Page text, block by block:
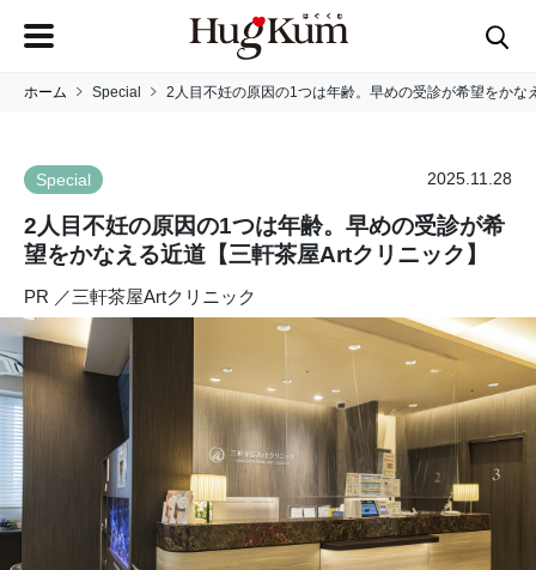
ホーム Special 2人目不妊の原因の1つは年齢。早めの受診が希望をかな
Special 2025.11.28
2人目不妊の原因の1つは年齢。早めの受診が希
望をかなえる近道【三軒茶屋Artクリニック】
PR ／三軒茶屋Artクリニック